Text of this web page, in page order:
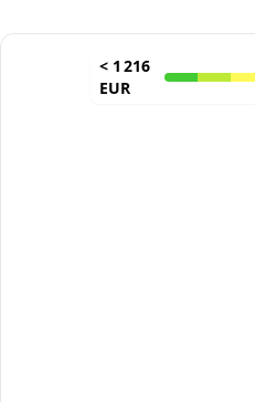
< 1 216
EUR